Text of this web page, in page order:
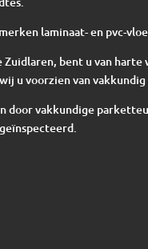
laminaat- en pvc-
Zuidlaren, bent u van
u voorzien van vakkundig
door vakkundige